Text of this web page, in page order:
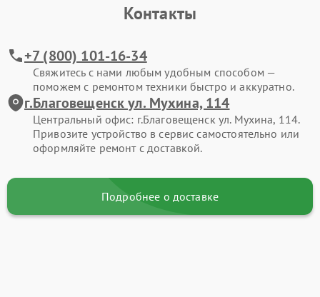
Контакты
+7 (800) 101-16-34
Свяжитесь с нами любым удобным способом —
поможем с ремонтом техники быстро и аккуратно.
г.Благовещенск ул. Мухина, 114
Центральный офис: г.Благовещенск ул. Мухина, 114.
Привозите устройство в сервис самостоятельно или
оформляйте ремонт с доставкой.
Подробнее о доставке